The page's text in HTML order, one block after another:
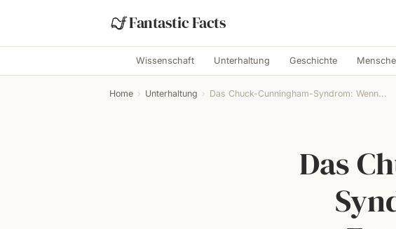
Fantastic Facts
Wissenschaft Unterhaltung Geschichte
Home › Unterhaltung › Das Chuck-Cunningham-Syndrom: Wenn...
Das